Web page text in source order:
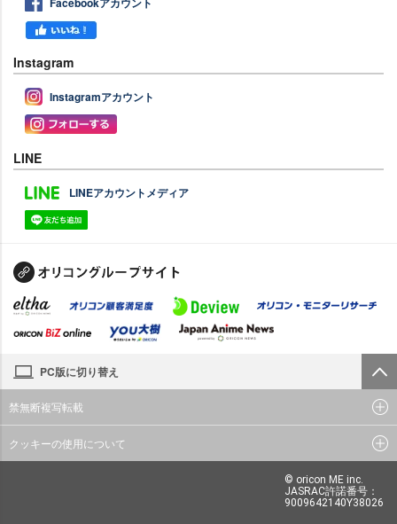
Instagram
Instagramアカウント
LINE
LINEアカウントメディア
PC版に切り替え
禁無断複写転載
クッキーの使用について
© oricon ME inc.
JASRAC許諾番号：
9009642140Y38026